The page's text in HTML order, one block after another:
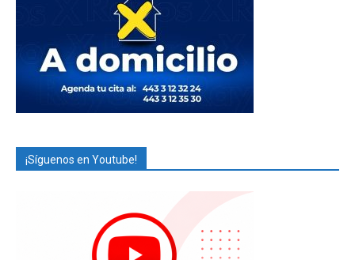
¡Síguenos en Youtube!